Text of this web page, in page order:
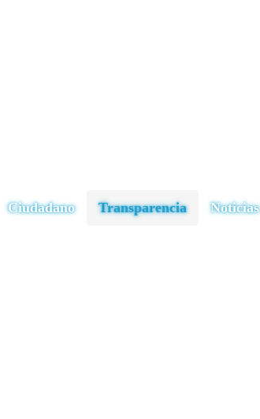
Ciudadano Transparencia Noticias